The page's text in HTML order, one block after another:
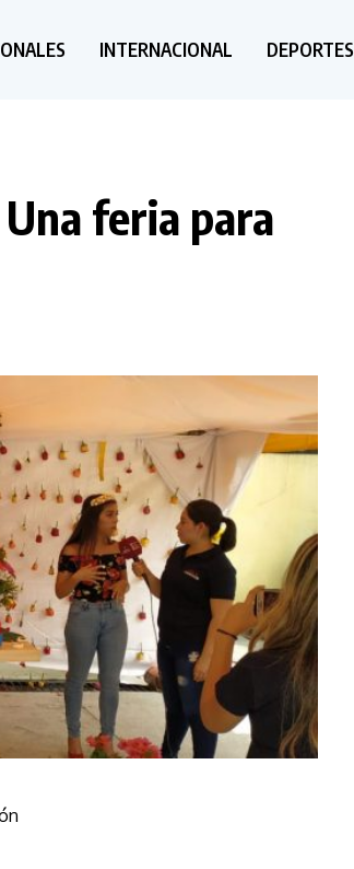
INTERNACIONAL DEPORTES
Una feria para